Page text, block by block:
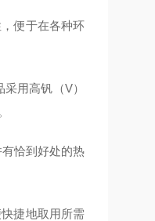
便于在各种环
用高钒（V）
恰到好处的热
捷地取用所需